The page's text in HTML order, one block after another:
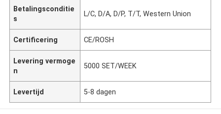
Betalingsconditie
s
L/C, D/A, D/P, T/T, Western Union
Certificering CE/ROSH
Levering vermoge
n
5000 SET/WEEK
Levertijd 5-8 dagen